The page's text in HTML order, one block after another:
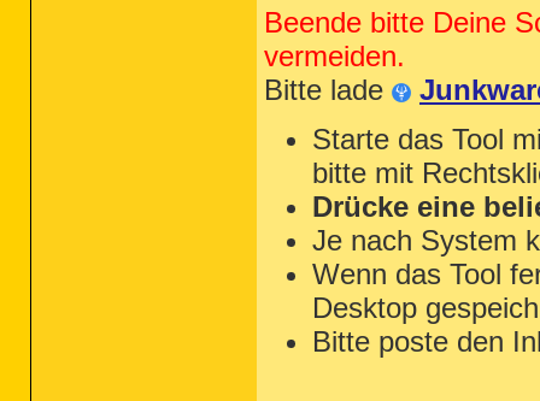
Beende bitte Deine
vermeiden.
Bitte lade
Starte das Tool
bitte mit
Drücke eine
Je nach System
Wenn das Tool
Desktop
Bitte poste den